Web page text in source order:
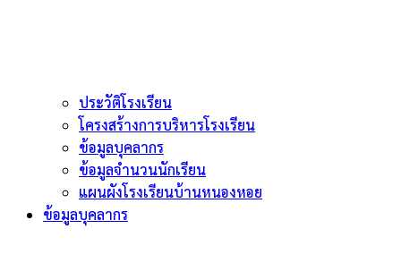
ประวัติโรงเรียน
โครงสร้างการบริหารโรงเรียน
ข้อมูลบุคลากร
ข้อมูลจำนวนนักเรียน
แผนผังโรงเรียนบ้านหนองหอย
ข้อมูลบุคลากร